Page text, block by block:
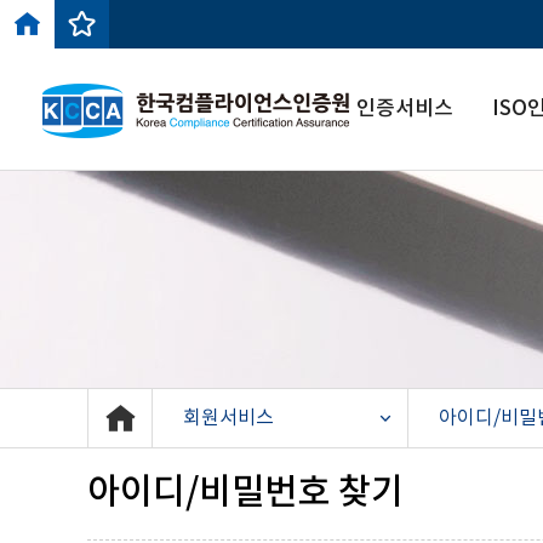
인증서비스 ISO
회원서비스 아이디/비밀
아이디/비밀번호 찾기